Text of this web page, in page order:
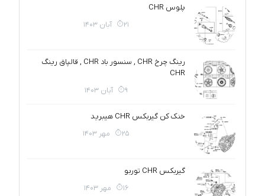
پلوس CHR
21 آبان 1403
رینگ چرخ CHR , سنسور باد CHR , قالپاق رینگ
CHR
9 آبان 1403
خنک کن گیربکس CHR هیبرید
25 مهر 1403
گیربکس CHR توربو
16 مهر 1403